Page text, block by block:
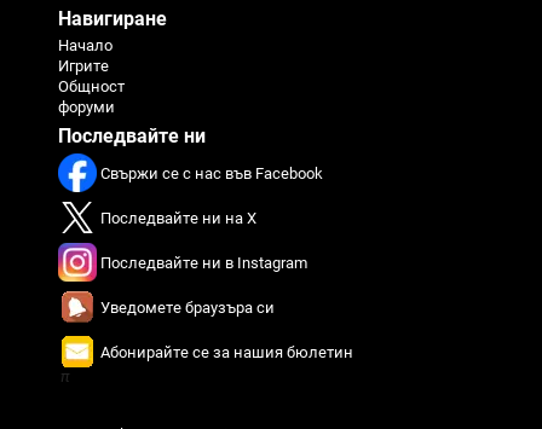
Навигиране
Начало
Игрите
Общност
форуми
Последвайте ни
Свържи се с нас във Facebook
Последвайте ни на X
Последвайте ни в Instagram
Уведомете браузъра си
Абонирайте се за нашия бюлетин
π